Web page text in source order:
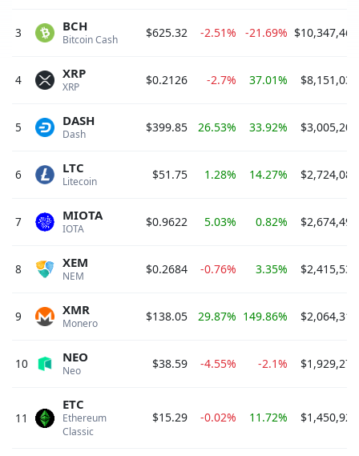
3 Bitcoin Cash
BCH $625.32 -2.51% -21.69%
4 XRP
XRP $0.2126 -2.7% 37.01%
5 Dash
DASH $399.85 26.53% 33.92%
6 Litecoin
LTC $51.75 1.28% 14.27%
7 IOTA
MIOTA $0.9622 5.03% 0.82%
8 NEM
XEM $0.2684 -0.76% 3.35%
9 Monero
XMR $138.05 29.87% 149.86%
10 Neo
NEO $38.59 -4.55% -2.1%
11
Ethereum
Classic
ETC
$15.29 -0.02% 11.72%